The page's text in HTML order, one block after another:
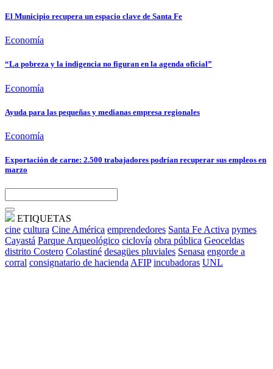
El Municipio recupera un espacio clave de Santa Fe
Economía
“La pobreza y la indigencia no figuran en la agenda oficial”
Economía
Ayuda para las pequeñas y medianas empresa regionales
Economía
Exportación de carne: 2.500 trabajadores podrían recuperar sus empleos en
marzo
ETIQUETAS
cine cultura Cine América emprendedores Santa Fe Activa pymes
Cayastá Parque Arqueológico ciclovía obra pública Geoceldas
distrito Costero Colastiné desagües pluviales Senasa engorde a
corral consignatario de hacienda AFIP incubadoras UNL